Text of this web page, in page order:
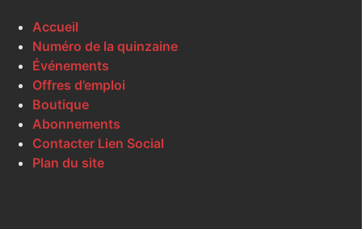
Accueil
Numéro de la quinzaine
Événements
Offres d’emploi
Boutique
Abonnements
Contacter Lien Social
Plan du site